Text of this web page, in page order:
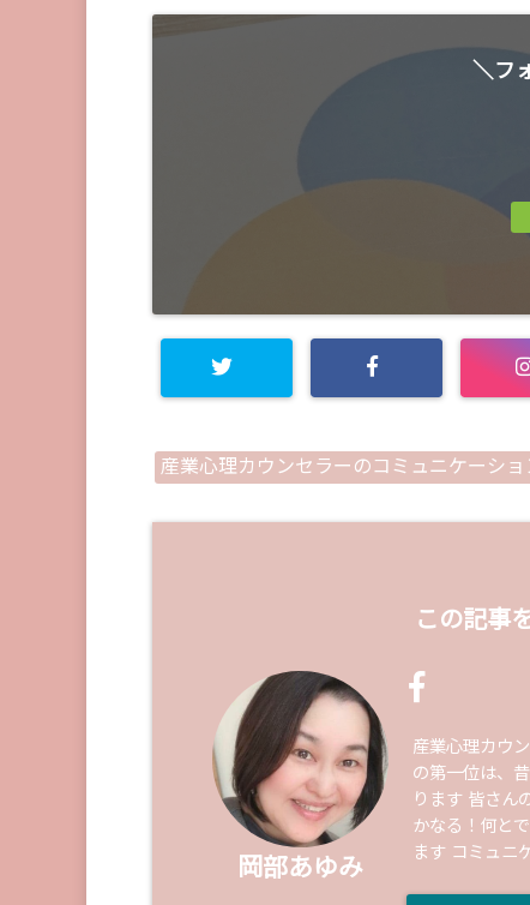
＼フ
産業心理カウンセラーのコミュニケーショ
この記事
岡部あゆみ
産業心理カウ
の第一位は、
ります 皆さん
かなる！何と
ます コミュニ